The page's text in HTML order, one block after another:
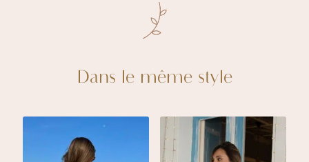
Dans le même style
a
plusieurs